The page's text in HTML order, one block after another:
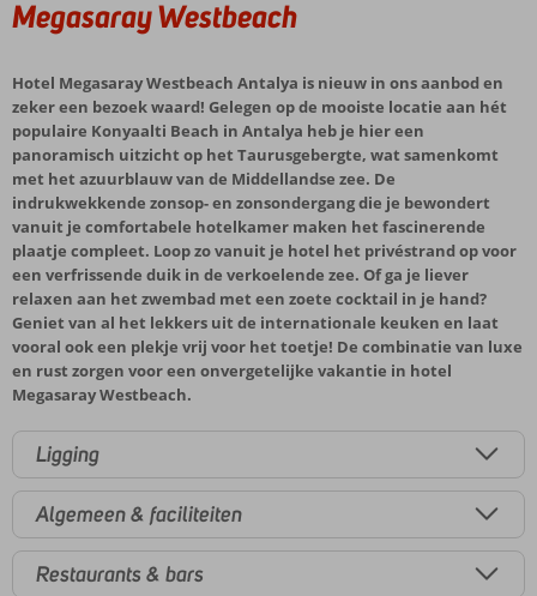
Megasaray Westbeach
Hotel Megasaray Westbeach Antalya is nieuw in ons aanbod en
zeker een bezoek waard! Gelegen op de mooiste locatie aan hét
populaire Konyaalti Beach in Antalya heb je hier een
panoramisch uitzicht op het Taurusgebergte, wat samenkomt
met het azuurblauw van de Middellandse zee. De
indrukwekkende zonsop- en zonsondergang die je bewondert
vanuit je comfortabele hotelkamer maken het fascinerende
plaatje compleet. Loop zo vanuit je hotel het privéstrand op voor
een verfrissende duik in de verkoelende zee. Of ga je liever
relaxen aan het zwembad met een zoete cocktail in je hand?
Geniet van al het lekkers uit de internationale keuken en laat
vooral ook een plekje vrij voor het toetje! De combinatie van luxe
en rust zorgen voor een onvergetelijke vakantie in hotel
Megasaray Westbeach.
Ligging
Algemeen & faciliteiten
Restaurants & bars